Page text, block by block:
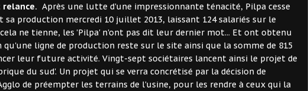
Après une lutte d'une impressionnante ténacité, Pilpa cesse
sa production mercredi 10 juillet 2013, laissant 124 salariés sur le
ne tienne, les 'Pilpa' n'ont pas dit leur dernier mot... Et ont obtenu
qu'une ligne de production reste sur le site ainsi que la somme de 815
leur future activité. Vingt-sept sociétaires lancent ainsi le projet de
du sud'. Un projet qui se verra concrétisé par la décision de
de préempter les terrains de l'usine, pour les rendre à ceux qui la